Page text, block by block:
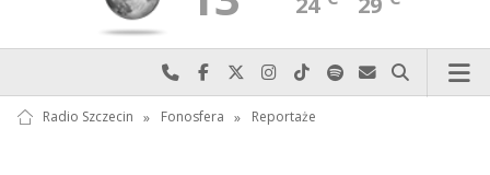
Najlepiej po prostu do nas zadzwoń
Odwiedź nas na Facebook-u
Odwiedź nas na X
Odwiedź nas na Instagram-ie
Odwiedź nas na TikTok-u
Szukaj nas na Spotify
Wyślij do nas
Szukaj
Radio Szczecin » Fonosfera » Reportaże